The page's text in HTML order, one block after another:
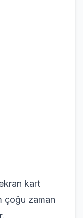
kartı
çoğu zaman